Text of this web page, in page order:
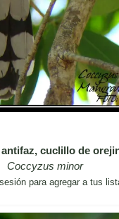
cuclillo de
Coccyzus minor
para agregar a tus